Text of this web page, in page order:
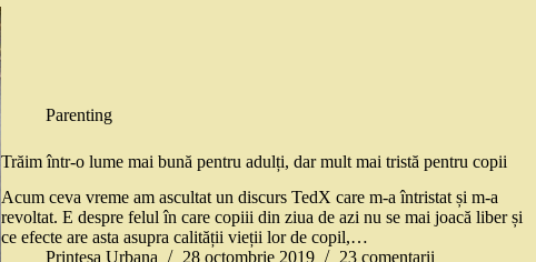
Parenting
Trăim într-o lume mai bună pentru adulți, dar mult mai tristă pentru copii
Acum ceva vreme am ascultat un discurs TedX care m-a întristat și m-a
revoltat. E despre felul în care copiii din ziua de azi nu se mai joacă liber și
ce efecte are asta asupra calității vieții lor de copil,…
Printesa Urbana
28 octombrie 2019 23 comentarii